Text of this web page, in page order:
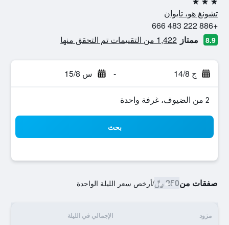
3 نجوم
تشونغ هو، تايوان
+886 222 483 666
8.9 ممتاز 1,422 من التقييمات تم التحقق منها
ج 14/8 - س 15/8
2 من الضيوف، غرفة واحدة
بحث
صفقات من250 ﷼ /أرخص سعر الليلة الواحدة
مزود الإجمالي في الليلة